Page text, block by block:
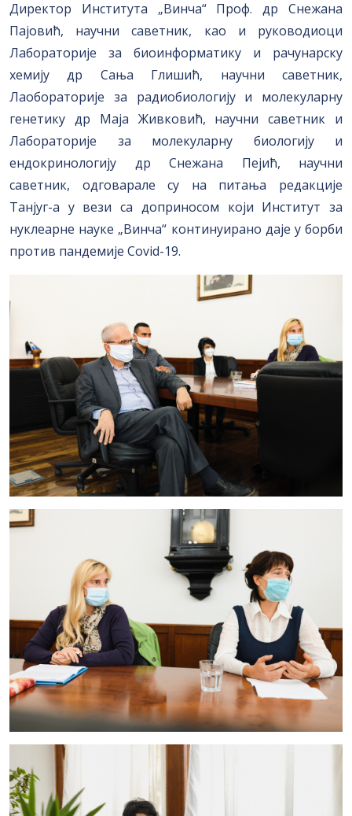
Директор Института „Винча“ Проф. др Снежана
Пајовић, научни саветник, као и руководиоци
Лабораторије за биоинформатику и рачунарску
хемију др Сања Глишић, научни саветник,
Лаобораторије за радиобиологију и молекуларну
генетику др Маја Живковић, научни саветник и
Лабораторије за молекуларну биологију и
ендокринологију др Снежана Пејић, научни
саветник, одговарале су на питања редакције
Танјуг-а у вези са доприносом који Институт за
нуклеарне науке „Винча“ континуирано даје у борби
против пандемије Covid-19.